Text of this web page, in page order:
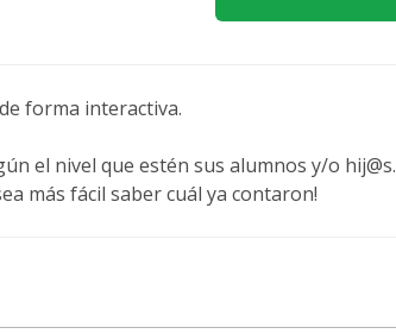
forma interactiva.
el nivel que estén sus alumnos y/o hij@s.
más fácil saber cuál ya contaron!